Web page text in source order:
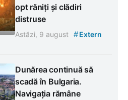
opt răniți și clădiri
distruse
Astăzi, 9 august #Extern
Dunărea continuă să
scadă în Bulgaria.
Navigația rămâne